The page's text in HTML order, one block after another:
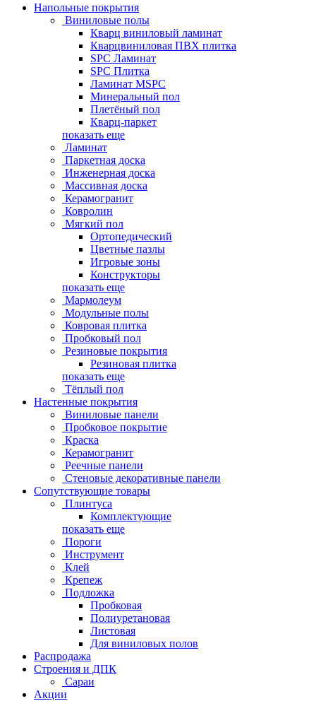
Напольные покрытия
Виниловые полы
Кварц виниловый ламинат
Кварцвиниловая ПВХ плитка
SPC Ламинат
SPC Плитка
Ламинат MSPC
Минеральный пол
Плетёный пол
Кварц-паркет
показать еще
Ламинат
Паркетная доска
Инженерная доска
Массивная доска
Керамогранит
Ковролин
Мягкий пол
Ортопедический
Цветные пазлы
Игровые зоны
Конструкторы
показать еще
Мармолеум
Модульные полы
Ковровая плитка
Пробковый пол
Резиновые покрытия
Резиновая плитка
показать еще
Тёплый пол
Настенные покрытия
Виниловые панели
Пробковое покрытие
Краска
Керамогранит
Реечные панели
Стеновые декоративные панели
Сопутствующие товары
Плинтуса
Комплектующие
показать еще
Пороги
Инструмент
Клей
Крепеж
Подложка
Пробковая
Полиуретановая
Листовая
Для виниловых полов
Распродажа
Строения и ДПК
Сараи
Акции